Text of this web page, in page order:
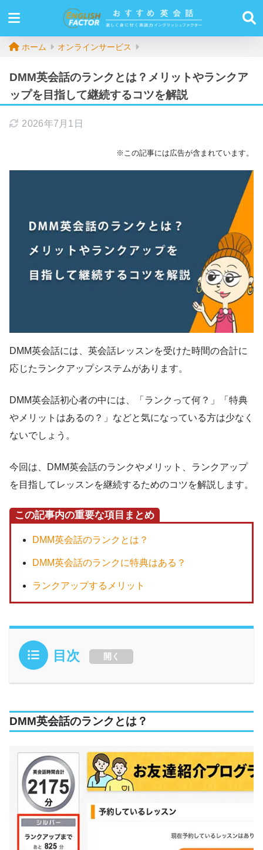
ホーム オンラインサービス
DMM英会話のランクとは？メリットやランクア
ップを目指して継続するコツを解説
2026年7月1日
※この記事には広告が含まれています。
DMM英会話には、英会話レッスンを受けた時間の合計に
応じたランクアップシステムがあります。
DMM英会話初心者の中には、「ランクって何？」「特典
やメリットはあるの？」などと気になっている方は少なく
ないでしょう。
今回は、DMM英会話のランクやメリット、ランクアップ
を目指してレッスンを継続するためのコツを解説します。
この記事内の重要な項目まとめ
DMM英会話のランクとは？
DMM英会話のランクに特典はある？
ランクアップするメリット
目次 開く
DMM英会話のランクとは？